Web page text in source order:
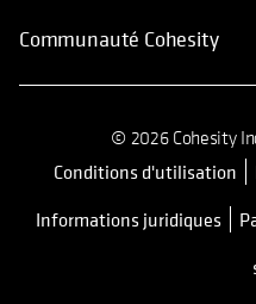
Communauté Cohesity
© 2026 Cohesity
Conditions d'utilisation
Informations juridiques